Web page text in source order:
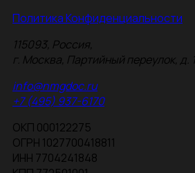
Политика Конфиденциальности
115093, Россия,
г. Москва, Партийный переулок, д.
info@nmgdoc.ru
+7 (495) 937-6170
ОКП 000122275
ОГРН 1027700418811
ИНН 7704241848